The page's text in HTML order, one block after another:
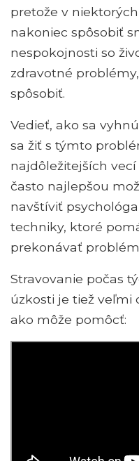
pretože v
nakoniec spôsobiť
nespokojnosti so
zdravotné
spôsobiť.
Vedieť, ako sa
sa žiť s týmto
najdôležitejších
často najlepšou
navštíviť
techniky, ktoré
prekonávať
Stravovanie počas
úzkosti je tiež veľmi
ako môže pomôcť: